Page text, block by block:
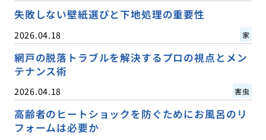
失敗しない壁紙選びと下地処理の重要性
2026.04.18 家
網戸の脱落トラブルを解決するプロの視点とメン
テナンス術
2026.04.18 害虫
高齢者のヒートショックを防ぐためにお風呂のリ
フォームは必要か